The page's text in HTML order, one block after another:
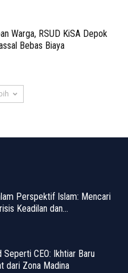
Warga, RSUD KiSA Depok
Bebas Biaya
Perspektif Islam: Mencari
Keadilan dan...
CEO: Ikhtiar Baru
dari Zona Madina